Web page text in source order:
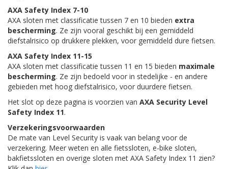
AXA Safety Index 7-10
AXA sloten met classificatie tussen 7 en 10 bieden extra
bescherming. Ze zijn vooral geschikt bij een gemiddeld
diefstalrisico op drukkere plekken, voor gemiddeld dure fietsen.
AXA Safety Index 11-15
AXA sloten met classificatie tussen 11 en 15 bieden maximale
bescherming. Ze zijn bedoeld voor in stedelijke - en andere
gebieden met hoog diefstalrisico, voor duurdere fietsen.
Het slot op deze pagina is voorzien van AXA Security Level
Safety Index 11.
Verzekeringsvoorwaarden
De mate van Level Security is vaak van belang voor de
verzekering. Meer weten en alle fietssloten, e-bike sloten,
bakfietssloten en overige sloten met AXA Safety Index 11 zien?